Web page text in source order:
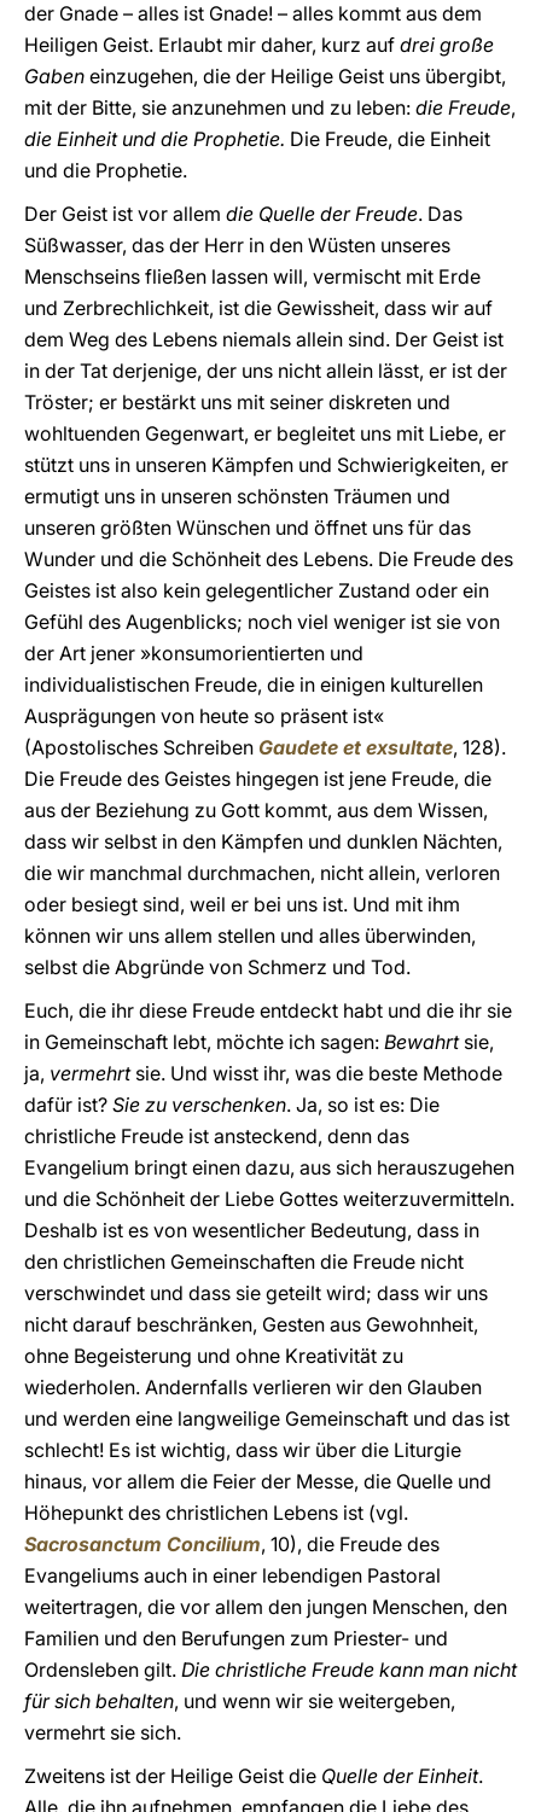
der Gnade – alles ist Gnade! – alles kommt aus dem
Heiligen Geist. Erlaubt mir daher, kurz auf drei große
Gaben einzugehen, die der Heilige Geist uns übergibt,
mit der Bitte, sie anzunehmen und zu leben: die Freude,
die Einheit und die Prophetie. Die Freude, die Einheit
und die Prophetie.
Der Geist ist vor allem die Quelle der Freude. Das
Süßwasser, das der Herr in den Wüsten unseres
Menschseins fließen lassen will, vermischt mit Erde
und Zerbrechlichkeit, ist die Gewissheit, dass wir auf
dem Weg des Lebens niemals allein sind. Der Geist ist
in der Tat derjenige, der uns nicht allein lässt, er ist der
Tröster; er bestärkt uns mit seiner diskreten und
wohltuenden Gegenwart, er begleitet uns mit Liebe, er
stützt uns in unseren Kämpfen und Schwierigkeiten, er
ermutigt uns in unseren schönsten Träumen und
unseren größten Wünschen und öffnet uns für das
Wunder und die Schönheit des Lebens. Die Freude des
Geistes ist also kein gelegentlicher Zustand oder ein
Gefühl des Augenblicks; noch viel weniger ist sie von
der Art jener »konsumorientierten und
individualistischen Freude, die in einigen kulturellen
Ausprägungen von heute so präsent ist«
(Apostolisches Schreiben Gaudete et exsultate, 128).
Die Freude des Geistes hingegen ist jene Freude, die
aus der Beziehung zu Gott kommt, aus dem Wissen,
dass wir selbst in den Kämpfen und dunklen Nächten,
die wir manchmal durchmachen, nicht allein, verloren
oder besiegt sind, weil er bei uns ist. Und mit ihm
können wir uns allem stellen und alles überwinden,
selbst die Abgründe von Schmerz und Tod.
Euch, die ihr diese Freude entdeckt habt und die ihr sie
in Gemeinschaft lebt, möchte ich sagen: Bewahrtsie,
ja, vermehrt sie. Und wisst ihr, was die beste Methode
dafür ist? Sie zu verschenken. Ja, so ist es: Die
christliche Freude ist ansteckend, denn das
Evangelium bringt einen dazu, aus sich herauszugehen
und die Schönheit der Liebe Gottes weiterzuvermitteln.
Deshalb ist es von wesentlicher Bedeutung, dass in
den christlichen Gemeinschaften die Freude nicht
verschwindet und dass sie geteilt wird; dass wir uns
nicht darauf beschränken, Gesten aus Gewohnheit,
ohne Begeisterung und ohne Kreativität zu
wiederholen. Andernfalls verlieren wir den Glauben
und werden eine langweilige Gemeinschaft und das ist
schlecht! Es ist wichtig, dass wir über die Liturgie
hinaus, vor allem die Feier der Messe, die Quelle und
Höhepunkt des christlichen Lebens ist (vgl.
Sacrosanctum Concilium, 10), die Freude des
Evangeliums auch in einer lebendigen Pastoral
weitertragen, die vor allem den jungen Menschen, den
Familien und den Berufungen zum Priester- und
Ordensleben gilt. Die christliche Freude kann man nicht
für sich behalten, und wenn wir sie weitergeben,
vermehrt sie sich.
Zweitens ist der Heilige Geist die Quelle der Einheit.
Alle, die ihn aufnehmen, empfangen die Liebe des